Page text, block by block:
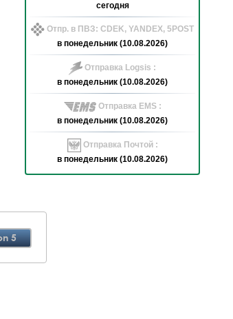
сегодня
Отпр. в ПВЗ: CDEK, YANDEX, 5POST
в понедельник (10.08.2026)
Отправка Logsis :
в понедельник (10.08.2026)
Отправка EMS :
в понедельник (10.08.2026)
Отправка Почтой :
в понедельник (10.08.2026)
5